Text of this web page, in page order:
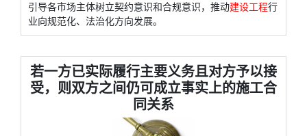
引导各市场主体树立契约意识和合规意识，推动建设工程行
业向规范化、法治化方向发展。
若一方已实际履行主要义务且对方予以接
受，则双方之间仍可成立事实上的施工合
同关系